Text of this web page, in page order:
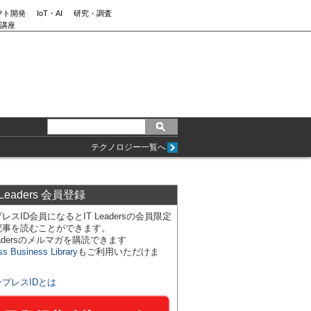
ト開発 IoT・AI
研究・調査
座
テクノロジー一覧へ
会員登録
スID会員になるとIT Leadersの会員限定
を読むことができます。
のメルマガを購読できます
Business Libraryもご利用いただけま
プレスIDとは